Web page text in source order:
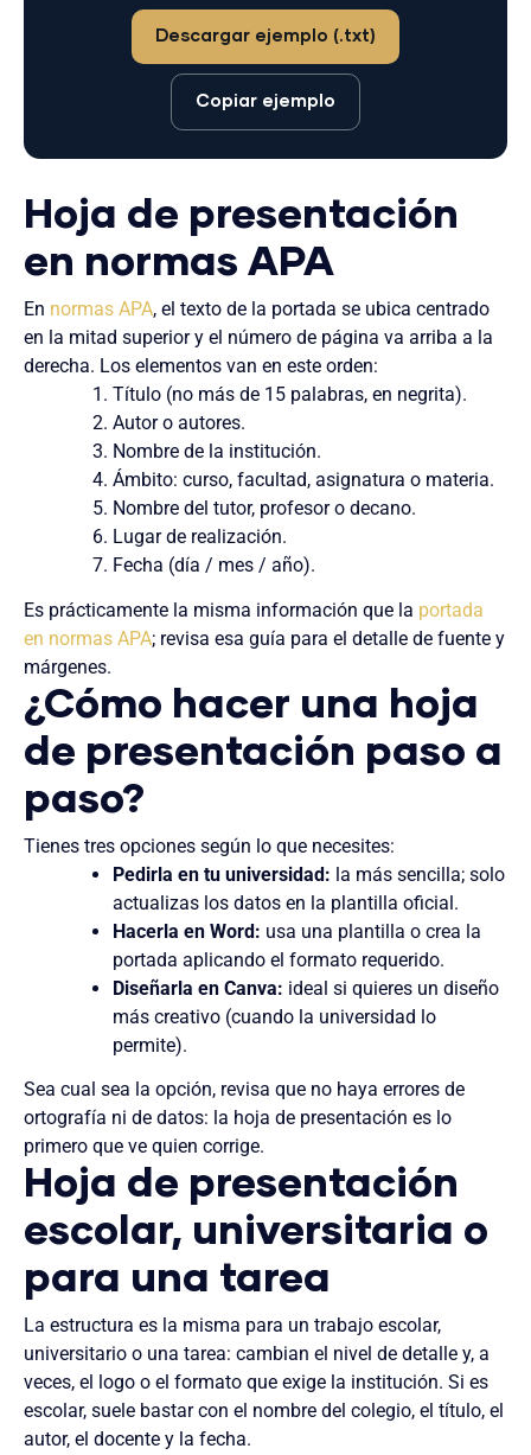
Descargar ejemplo (.txt)
Copiar ejemplo
Hoja de presentación
en normas APA
En normas APA, el texto de la portada se ubica centrado
en la mitad superior y el número de página va arriba a la
derecha. Los elementos van en este orden:
Título (no más de 15 palabras, en negrita).
Autor o autores.
Nombre de la institución.
Ámbito: curso, facultad, asignatura o materia.
Nombre del tutor, profesor o decano.
Lugar de realización.
Fecha (día / mes / año).
Es prácticamente la misma información que la portada
en normas APA; revisa esa guía para el detalle de fuente y
márgenes.
¿Cómo hacer una hoja
de presentación paso a
paso?
Tienes tres opciones según lo que necesites:
Pedirla en tu universidad: la más sencilla; solo
actualizas los datos en la plantilla oficial.
Hacerla en Word: usa una plantilla o crea la
portada aplicando el formato requerido.
Diseñarla en Canva: ideal si quieres un diseño
más creativo (cuando la universidad lo
permite).
Sea cual sea la opción, revisa que no haya errores de
ortografía ni de datos: la hoja de presentación es lo
primero que ve quien corrige.
Hoja de presentación
escolar, universitaria o
para una tarea
La estructura es la misma para un trabajo escolar,
universitario o una tarea: cambian el nivel de detalle y, a
veces, el logo o el formato que exige la institución. Si es
escolar, suele bastar con el nombre del colegio, el título, el
autor, el docente y la fecha.